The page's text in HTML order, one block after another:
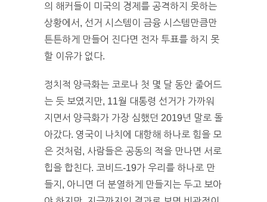
의 해커들이 미국의 경제를 공격하지 못하는
상황에서, 선거 시스템이 금융 시스템만큼만
튼튼하게 만들어 진다면 전자 투표를 하지 못
할 이유가 없다.
정치적 양극화는 코로나 첫 몇 달 동안 줄어드
는 듯 보였지만, 11월 대통령 선거가 가까워
지면서 양극화가 가장 심했던 2019년 말로 돌
아갔다. 영국이 나치에 대항해 하나로 힘을 모
은 것처럼, 사람들은 공동의 적을 만나면 서로
힙을 합친다. 코비드-19가 우리를 하나로 만
들지, 아니면 더 분열하게 만들지는 두고 보아